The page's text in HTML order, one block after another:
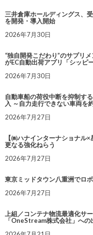
三井倉庫ホールディングス、
を開発・導入開始
2026年7月30日
“独自開発こだわり”のサプリ
がEC自動出荷アプリ「シッピ
2026年7月30日
自動車船の荷役中断を抑制す
入 ～自力走行できない車両を
2026年7月27日
【㈱ハナインターナショナル
更なる強化ねらう
2026年7月27日
東京ミッドタウン八重洲でロ
2026年7月27日
上組／コンテナ物流最適化サ
「OneStream株式会社」への